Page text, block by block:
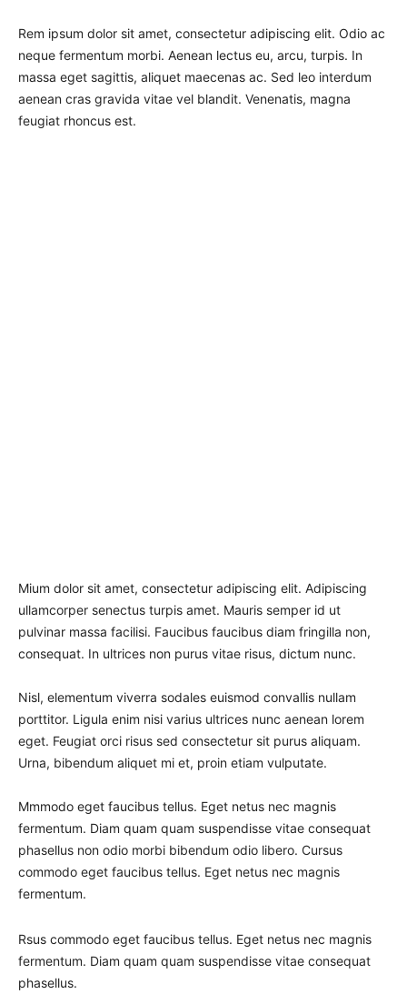
Rem ipsum dolor sit amet, consectetur adipiscing elit. Odio ac
neque fermentum morbi. Aenean lectus eu, arcu, turpis. In
massa eget sagittis, aliquet maecenas ac. Sed leo interdum
aenean cras gravida vitae vel blandit. Venenatis, magna
feugiat rhoncus est.
Mium dolor sit amet, consectetur adipiscing elit. Adipiscing
ullamcorper senectus turpis amet. Mauris semper id ut
pulvinar massa facilisi. Faucibus faucibus diam fringilla non,
consequat. In ultrices non purus vitae risus, dictum nunc.
Nisl, elementum viverra sodales euismod convallis nullam
porttitor. Ligula enim nisi varius ultrices nunc aenean lorem
eget. Feugiat orci risus sed consectetur sit purus aliquam.
Urna, bibendum aliquet mi et, proin etiam vulputate.
Mmmodo eget faucibus tellus. Eget netus nec magnis
fermentum. Diam quam quam suspendisse vitae consequat
phasellus non odio morbi bibendum odio libero. Cursus
commodo eget faucibus tellus. Eget netus nec magnis
fermentum.
Rsus commodo eget faucibus tellus. Eget netus nec magnis
fermentum. Diam quam quam suspendisse vitae consequat
phasellus.